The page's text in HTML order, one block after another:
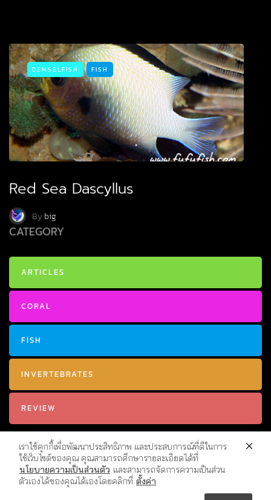
DEMSELFISH FISH
Red Sea Dascyllus
Bybig
CATEGORY
ARTICLES
CORAL
FISH
INVERTEBRATES
REVIEW
เราใช้คุกกี้เพื่อพัฒนาประสิทธิภาพ และประสบการณ์ที่ดีในการ
ใช้เว็บไซต์ของคุณ คุณสามารถศึกษารายละเอียดได้ที่
นโยบายความเป็นส่วนตัว และสามารถจัดการความเป็นส่วน
ตัวเองได้ของคุณได้เองโดยคลิกที่ ตั้งค่า